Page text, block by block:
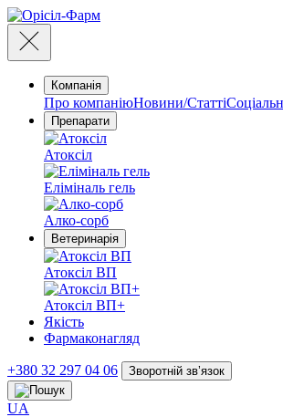
Компанія
Про компаніюНовини/Статті
Препарати
Атоксіл
Еліміналь гель
Алко-сорб
Ветеринарія
Атоксіл ВП
Атоксіл ВП+
Якість
Фармаконагляд
+380 32 297 04 06 Зворотній звʼязок
UA